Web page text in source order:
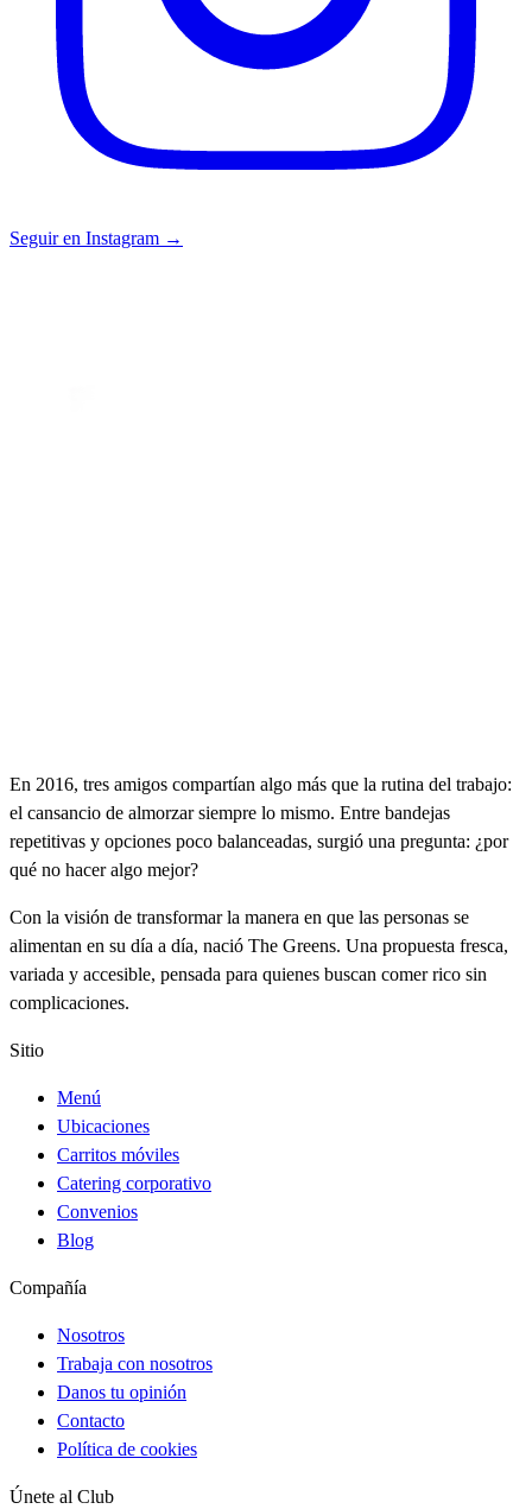
Seguir en Instagram →
En 2016, tres amigos compartían algo más que la rutina del trabajo:
el cansancio de almorzar siempre lo mismo. Entre bandejas
repetitivas y opciones poco balanceadas, surgió una pregunta: ¿por
qué no hacer algo mejor?
Con la visión de transformar la manera en que las personas se
alimentan en su día a día, nació The Greens. Una propuesta fresca,
variada y accesible, pensada para quienes buscan comer rico sin
complicaciones.
Sitio
Menú
Ubicaciones
Carritos móviles
Catering corporativo
Convenios
Blog
Compañía
Nosotros
Trabaja con nosotros
Danos tu opinión
Contacto
Política de cookies
Únete al Club